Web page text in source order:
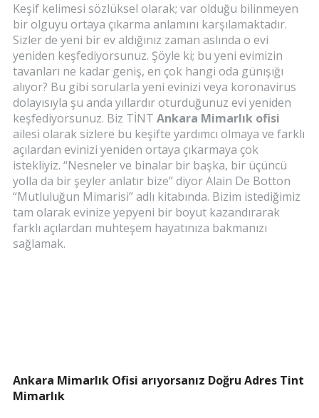
Keşif kelimesi sözlüksel olarak; var olduğu bilinmeyen
bir olguyu ortaya çıkarma anlamını karşılamaktadır.
Sizler de yeni bir ev aldığınız zaman aslında o evi
yeniden keşfediyorsunuz. Şöyle ki; bu yeni evimizin
tavanları ne kadar geniş, en çok hangi oda günışığı
alıyor? Bu gibi sorularla yeni evinizi veya koronavirüs
dolayısıyla şu anda yıllardır oturduğunuz evi yeniden
keşfediyorsunuz. Biz TİNT Ankara Mimarlık ofisi
ailesi olarak sizlere bu keşifte yardımcı olmaya ve farklı
açılardan evinizi yeniden ortaya çıkarmaya çok
istekliyiz. “Nesneler ve binalar bir başka, bir üçüncü
yolla da bir şeyler anlatır bize” diyor Alain De Botton
“Mutluluğun Mimarisi” adlı kitabında. Bizim istediğimiz
tam olarak evinize yepyeni bir boyut kazandırarak
farklı açılardan muhteşem hayatınıza bakmanızı
sağlamak.
Ankara Mimarlık Ofisi arıyorsanız Doğru Adres Tint
Mimarlık